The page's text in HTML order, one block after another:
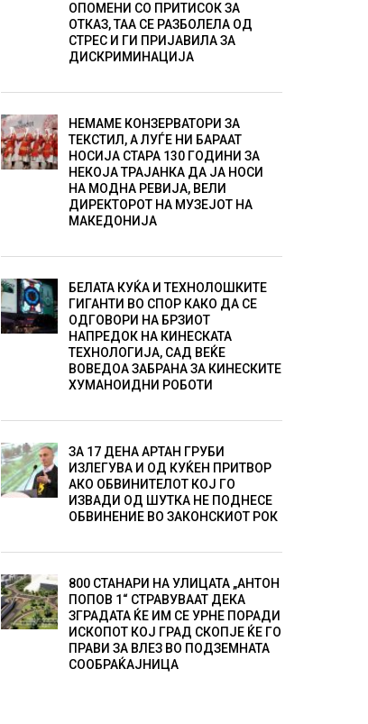
ОПОМЕНИ СО ПРИТИСОК ЗА
ОТКАЗ, ТАА СЕ РАЗБОЛЕЛА ОД
СТРЕС И ГИ ПРИЈАВИЛА ЗА
ДИСКРИМИНАЦИЈА
НЕМАМЕ КОНЗЕРВАТОРИ ЗА
ТЕКСТИЛ, А ЛУЃЕ НИ БАРААТ
НОСИЈА СТАРА 130 ГОДИНИ ЗА
НЕКОЈА ТРАЈАНКА ДА ЈА НОСИ
НА МОДНА РЕВИЈА, ВЕЛИ
ДИРЕКТОРОТ НА МУЗЕЈОТ НА
МАКЕДОНИЈА
БЕЛАТА КУЌА И ТЕХНОЛОШКИТЕ
ГИГАНТИ ВО СПОР КАКО ДА СЕ
ОДГОВОРИ НА БРЗИОТ
НАПРЕДОК НА КИНЕСКАТА
ТЕХНОЛОГИЈА, САД ВЕЌЕ
ВОВЕДОА ЗАБРАНА ЗА КИНЕСКИТЕ
ХУМАНОИДНИ РОБОТИ
ЗА 17 ДЕНА АРТАН ГРУБИ
ИЗЛЕГУВА И ОД КУЌЕН ПРИТВОР
АКО ОБВИНИТЕЛОТ КОЈ ГО
ИЗВАДИ ОД ШУТКА НЕ ПОДНЕСЕ
ОБВИНЕНИЕ ВО ЗАКОНСКИОТ РОК
800 СТАНАРИ НА УЛИЦАТА „АНТОН
ПОПОВ 1“ СТРАВУВААТ ДЕКА
ЗГРАДАТА ЌЕ ИМ СЕ УРНЕ ПОРАДИ
ИСКОПОТ КОЈ ГРАД СКОПЈЕ ЌЕ ГО
ПРАВИ ЗА ВЛЕЗ ВО ПОДЗЕМНАТА
СООБРАЌАЈНИЦА